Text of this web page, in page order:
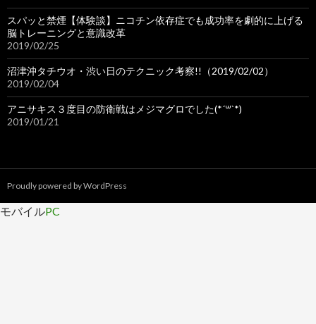
スパッと禁煙【体験談】ニコチン依存症でも成功率を劇的に上げる
脳トレーニングと意識改革
2019/02/25
沼津沖タチウオ・渋い日のテクニック考察!!（2019/02/02）
2019/02/04
アニサキス３度目の防衛戦はメジマグロでした(*´꒳`*)
2019/01/21
Proudly powered by WordPress
モバイルPC